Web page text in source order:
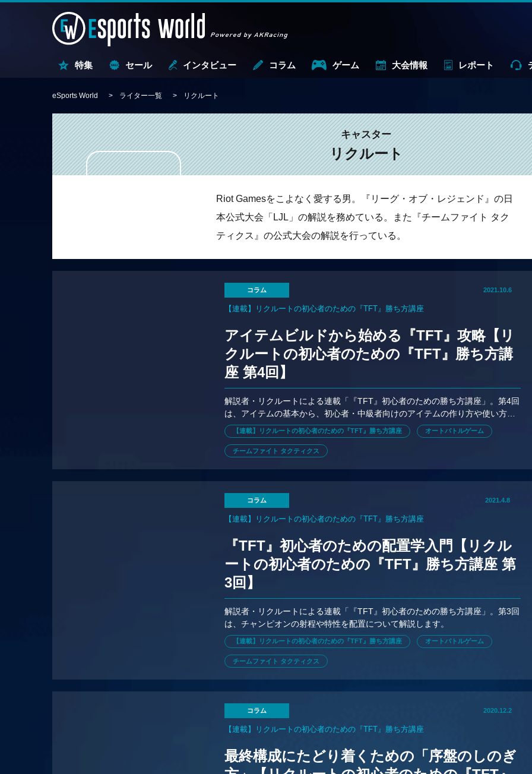
特集 セール インタビュー コラム ゲーム 大会情報 レポート
eSports World ライター一覧 リクルート
キャスター
リクルート
Riot Gamesをこよなく愛する男。『リーグ・オブ・レジェンド』の日
本公式大会「LJL」の解説を務めている。また『チームファイト タク
ティクス』の公式大会の解説を行っている。
コラム 2021.10.6
【連載】リクルートの初心者のための『TFT』勝ち方講座
アイテムビルドから始める『TFT』攻略【リ
クルートの初心者のための『TFT』勝ち方講
座 第4回】
解説者・リクルートによる連載「『TFT』初心者のための勝ち方講座」。第4回
は、アイテムの基本から、初心者・中級者向けのアイテムの作り方や使い方に
ついて解説します。
【連載】リクルートの初心者のための『TFT』勝ち方講座 オートバトルゲーム
チームファイト タクティクス
コラム 2021.4.8
【連載】リクルートの初心者のための『TFT』勝ち方講座
『TFT』初心者のための配置学入門【リクル
ートの初心者のための『TFT』勝ち方講座 第
3回】
解説者・リクルートによる連載「『TFT』初心者のための勝ち方講座」。第3回
は、チャンピオンの射程や特性を配置について解説します。
【連載】リクルートの初心者のための『TFT』勝ち方講座 オートバトルゲーム
チームファイト タクティクス
コラム 2020.12.2
【連載】リクルートの初心者のための『TFT』勝ち方講座
最終構成にたどり着くための「序盤のしのぎ